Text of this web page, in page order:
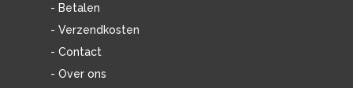
- Betalen
- Verzendkosten
- Contact
- Over ons